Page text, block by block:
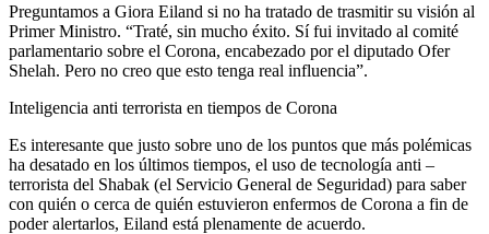
Preguntamos a Giora Eiland si no ha tratado de trasmitir su visión al
Primer Ministro. “Traté, sin mucho éxito. Sí fui invitado al comité
parlamentario sobre el Corona, encabezado por el diputado Ofer
Shelah. Pero no creo que esto tenga real influencia”.
Inteligencia anti terrorista en tiempos de Corona
Es interesante que justo sobre uno de los puntos que más polémicas
ha desatado en los últimos tiempos, el uso de tecnología anti –
terrorista del Shabak (el Servicio General de Seguridad) para saber
con quién o cerca de quién estuvieron enfermos de Corona a fin de
poder alertarlos, Eiland está plenamente de acuerdo.